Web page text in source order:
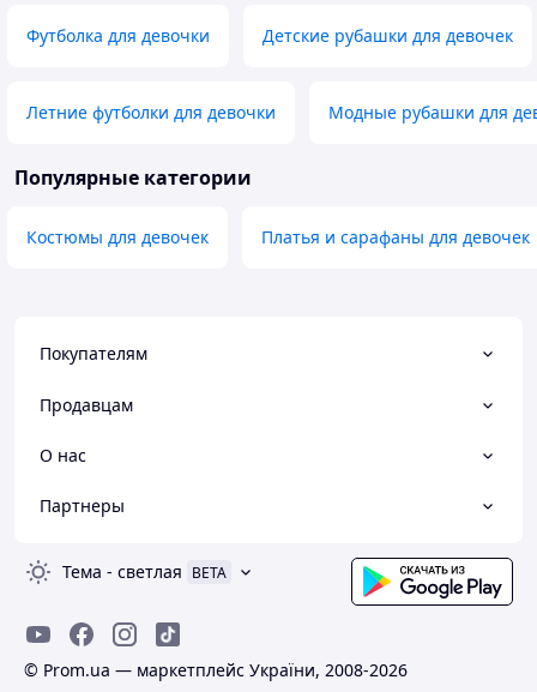
Футболка для девочки Детские рубашки для девочек
Летние футболки для девочки Модные рубашки для
Популярные категории
Костюмы для девочек Платья и сарафаны для девочек
Покупателям
Продавцам
О нас
Партнеры
Тема - светлая BETA
© Prom.ua — маркетплейс України, 2008-2026